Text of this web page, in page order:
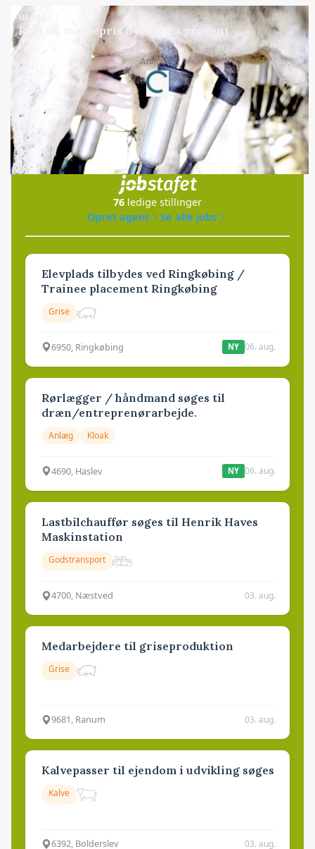
MARKED
Russisk mælkepris dykker 23 procent
Annonce
Loading...
Jobs
i samarbejde med
76 ledige stillinger
Opret agent
Se alle jobs
Elevplads tilbydes ved Ringkøbing /
Trainee placement Ringkøbing
Grise
6950, Ringkøbing NY 06. aug.
Rørlægger / håndmand søges til
dræn/entreprenørarbejde.
Anlæg Kloak
4690, Haslev NY 06. aug.
Lastbilchauffør søges til Henrik Haves
Maskinstation
Godstransport
4700, Næstved 03. aug.
Medarbejdere til griseproduktion
Grise
9681, Ranum 03. aug.
Kalvepasser til ejendom i udvikling søges
Kalve
6392, Bolderslev 03. aug.